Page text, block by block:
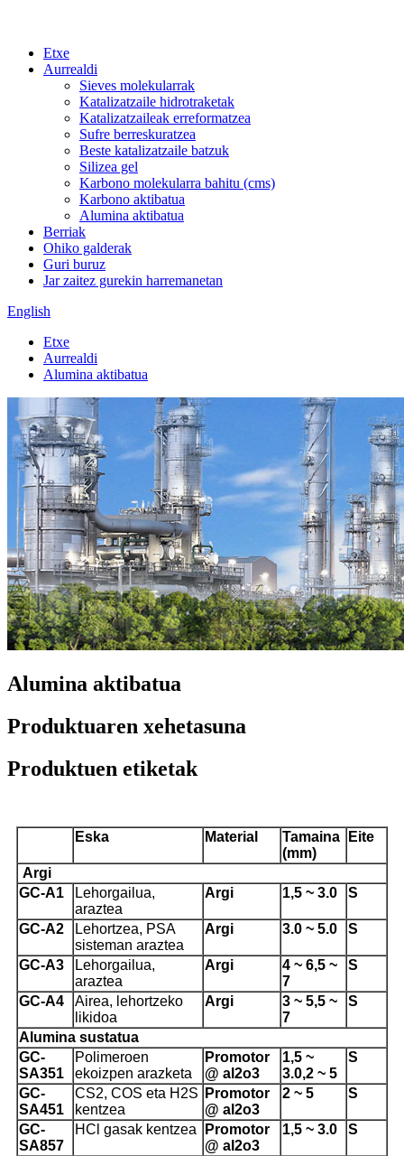
Etxe
Aurrealdi
Sieves molekularrak
Katalizatzaile hidrotraketak
Katalizatzaileak erreformatzea
Sufre berreskuratzea
Beste katalizatzaile batzuk
Silizea gel
Karbono molekularra bahitu (cms)
Karbono aktibatua
Alumina aktibatua
Berriak
Ohiko galderak
Guri buruz
Jar zaitez gurekin harremanetan
English
Etxe
Aurrealdi
Alumina aktibatua
Alumina aktibatua
Produktuaren xehetasuna
Produktuen etiketak
Eska Material
Tamaina
(mm)
Eite
Argi
GC-A1
Lehorgailua,
araztea
Argi 1,5 ~ 3.0 S
GC-A2
Lehortzea, PSA
sisteman araztea
Argi 3.0 ~ 5.0 S
GC-A3
Lehorgailua,
araztea
Argi
4 ~ 6,5 ~
7
S
GC-A4
Airea, lehortzeko
likidoa
Argi
3 ~ 5,5 ~
7
S
Alumina sustatua
GC-
SA351
Polimeroen
ekoizpen arazketa
Promotor
@ al2o3
1,5 ~
3.0,2 ~ 5
S
GC-
SA451
CS2, COS eta H2S
kentzea
Promotor
@ al2o3
2 ~ 5 S
GC-
SA857
HCl gasak kentzea
Promotor
@ al2o3
1,5 ~ 3.0 S